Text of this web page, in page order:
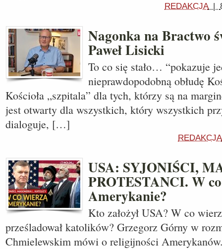
REDAKCJA|
Nagonka na Bractwo
Paweł Lisicki
To co się stało… “pokazuje
nieprawdopodobną obłudę
Kościoła „szpitala” dla tych, którzy są na
jest otwarty dla wszystkich, który wszystkich
dialoguje, […]
REDAKCJA
USA: SYJONIŚCI,
PROTESTANCI. W
Amerykanie?
Kto założył USA? W co
prześladował katolików? Grzegorz Górny w
Chmielewskim mówi o religijności